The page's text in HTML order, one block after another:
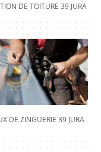
DE TOITURE 39 JURA
DE ZINGUERIE 39 JURA